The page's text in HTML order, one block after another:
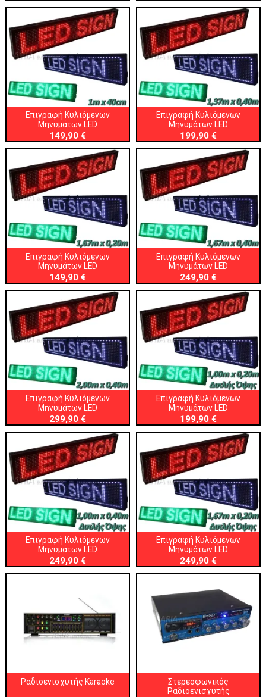
Επιγραφή Κυλιόμενων
Μηνυμάτων LED
149,90 €
Επιγραφή Κυλιόμενων
Μηνυμάτων LED
199,90 €
Επιγραφή Κυλιόμενων
Μηνυμάτων LED
149,90 €
Επιγραφή Κυλιόμενων
Μηνυμάτων LED
249,90 €
Επιγραφή Κυλιόμενων
Μηνυμάτων LED
299,90 €
Επιγραφή Κυλιόμενων
Μηνυμάτων LED
199,90 €
Επιγραφή Κυλιόμενων
Μηνυμάτων LED
249,90 €
Επιγραφή Κυλιόμενων
Μηνυμάτων LED
249,90 €
Ραδιοενισχυτής Karaoke
Στερεοφωνικός
Ραδιοενισχυτής